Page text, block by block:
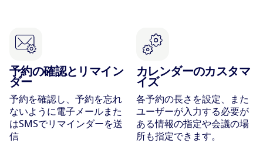
予約の確認とリマイン
ダー
予約を確認し、予約を忘れ
ないように電子メールまた
はSMSでリマインダーを送
信
カレンダーのカスタマ
イズ
各予約の長さを設定、また
ユーザーが入力する必要が
ある情報の指定や会議の場
所も指定できます。